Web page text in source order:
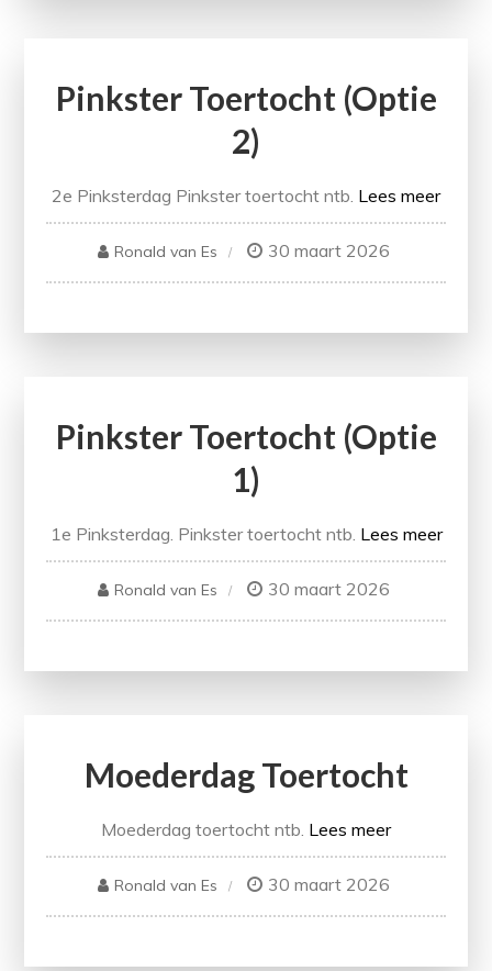
Pinkster Toertocht (optie
2)
2e Pinksterdag Pinkster toertocht ntb. Lees meer
Ronald van Es 30 maart 2026
Pinkster Toertocht (optie
1)
1e Pinksterdag. Pinkster toertocht ntb. Lees meer
Ronald van Es 30 maart 2026
Moederdag Toertocht
Moederdag toertocht ntb. Lees meer
Ronald van Es 30 maart 2026